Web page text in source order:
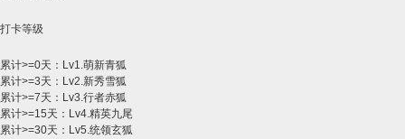
打卡等级
累计>=0天：Lv1.萌新青狐
累计>=3天：Lv2.新秀雪狐
累计>=7天：Lv3.行者赤狐
累计>=15天：Lv4.精英九尾
累计>=30天：Lv5.统领玄狐